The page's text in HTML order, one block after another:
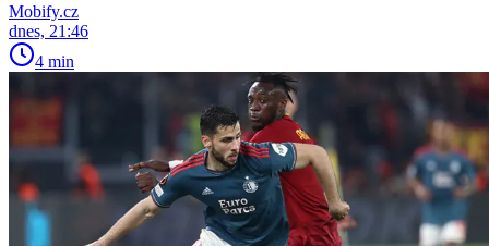
Mobify.cz
dnes, 21:46
4 min